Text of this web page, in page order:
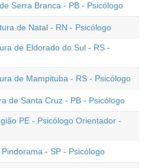
Serra Branca - PB - Psicólogo
de Natal - RN - Psicólogo
de Eldorado do Sul - RS -
de Mampituba - RS - Psicólogo
de Santa Cruz - PB - Psicólogo
PE - Psicólogo Orientador -
- SP - Psicólogo